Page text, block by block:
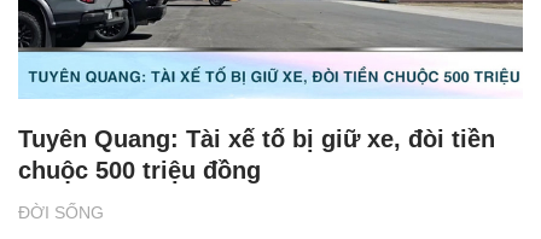
ĐỜI SỐNG
Tuyên Quang: Tài xế tố bị giữ xe, đòi tiền
chuộc 500 triệu đồng